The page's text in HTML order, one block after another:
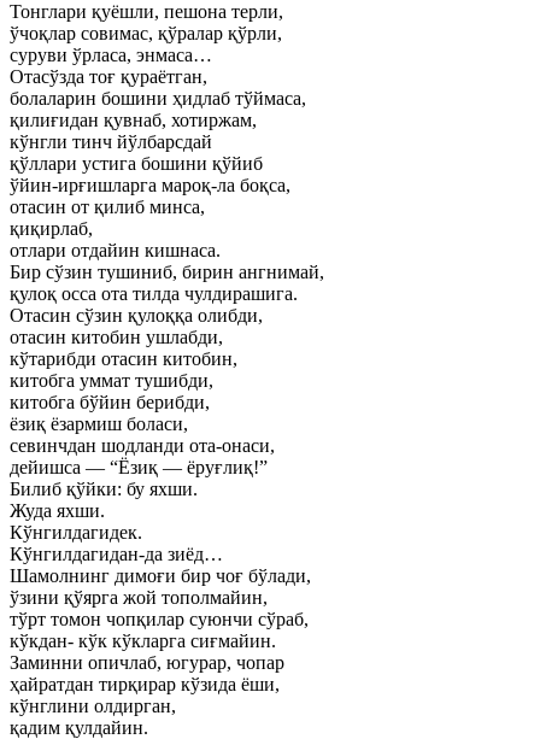
Тонглари қуёшли, пешона терли,
ўчоқлар совимас, қўралар қўрли,
суруви ўрласа, энмаса…
Отасўзда тоғ қураётган,
болаларин бошини ҳидлаб тўймаса,
қилиғидан қувнаб, хотиржам,
кўнгли тинч йўлбарсдай
қўллари устига бошини қўйиб
ўйин-ирғишларга мароқ-ла боқса,
отасин от қилиб минса,
қиқирлаб,
отлари отдайин кишнаса.
Бир сўзин тушиниб, бирин ангнимай,
қулоқ осса ота тилда чулдирашига.
Отасин сўзин қулоққа олибди,
отасин китобин ушлабди,
кўтарибди отасин китобин,
китобга уммат тушибди,
китобга бўйин берибди,
ёзиқ ёзармиш боласи,
севинчдан шодланди ота-онаси,
дейишса — “Ёзиқ — ёруғлиқ!”
Билиб қўйки: бу яхши.
Жуда яхши.
Кўнгилдагидек.
Кўнгилдагидан-да зиёд…
Шамолнинг димоғи бир чоғ бўлади,
ўзини қўярга жой тополмайин,
тўрт томон чопқилар суюнчи сўраб,
кўкдан- кўк кўкларга сиғмайин.
Заминни опичлаб, югурар, чопар
ҳайратдан тирқирар кўзида ёши,
кўнглини олдирган,
қадим қулдайин.